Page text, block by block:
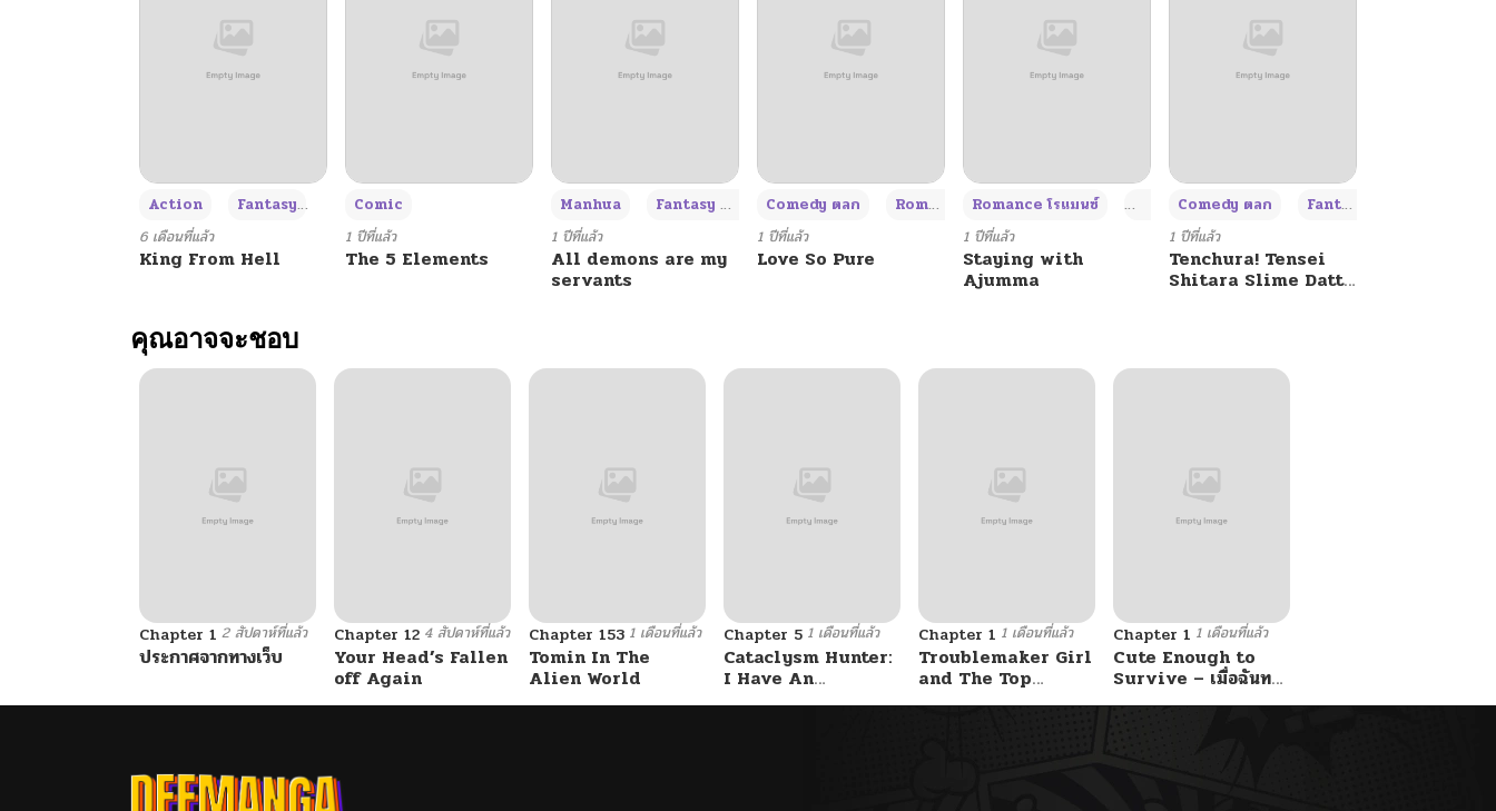
ตอนที่ 99
ตอนที่ 98
ตอนที่ 96 09/14/2025
ตอนที่ 92 08/31/2025
ตอนที่ 91 08/24/2025
Action Fantasy
6 เดือนที่แล้ว
King From Hell
Comic
1 ปีที่แล้ว
The 5 Elements
Manhua Fantasy แฟนตาซี +3
1 ปีที่แล้ว
All demons are my
servants
Comedy ตลก Romance โรแมนซ์ +4
1 ปีที่แล้ว
Love So Pure
Romance โรแมนซ์ Adult ผู้ใหญ่ +4
1 ปีที่แล้ว
Staying with
Ajumma
Comedy ตลก Fantasy แฟนตาซี
1 ปีที่แล้ว
Tenchura! Tensei
Shitara Slime Datta
คุณอาจจะชอบ
Chapter 1 2 สัปดาห์ที่แล้ว
ประกาศจากทางเว็บ
Chapter 12 4 สัปดาห์ที่แล้ว
Your Head’s Fallen
off Again
Chapter 153 1 เดือนที่แล้ว
Tomin In The
Alien World
Chapter 5 1 เดือนที่แล้ว
Cataclysm Hunter:
I Have An
Experience Point
Chapter 1 1 เดือนที่แล้ว
Troublemaker Girl
and The Top
Student – รักสุดป่วน
Chapter 1 1 เดือนที่แล้ว
Cute Enough to
Survive – เมื่อฉันทะ
ลุมิติมาเป็นลูกสาวสนม